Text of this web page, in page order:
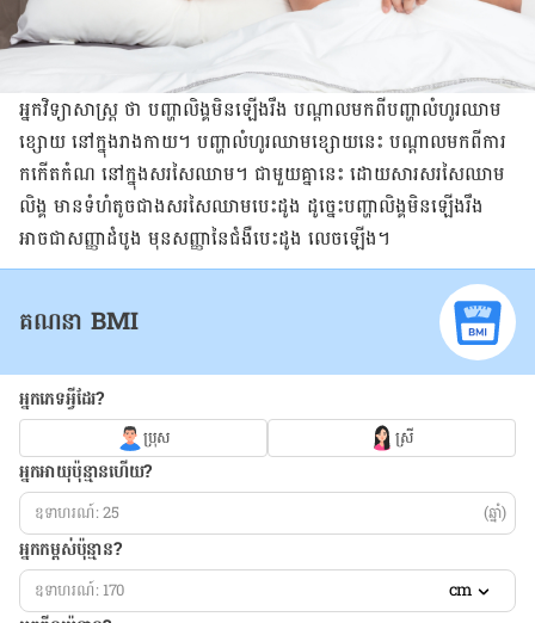
អ្នកវិទ្យាសាស្ត្រ ថា បញ្ហា​លិង្គមិន​ឡើង​រឹង បណ្ដាល​មកពី​បញ្ហា​លំហូរឈាម​
ខ្សោយ នៅ​ក្នុង​រាងកាយ។ បញ្ហា​លំហូរ​ឈាម​ខ្សោយ​នេះ បណ្ដាល​មក​ពី​ការ​
កកើត​កំណ នៅ​ក្នុង​សរសៃឈាម។ ជាមួយ​គ្នា​នេះ ដោយសារ​សរសៃឈាម​
លិង្គ មាន​ទំហំ​តូចជាង​សរសៃឈាម​បេះដូង ដូច្នេះ​បញ្ហា​លិង្គ​មិន​ឡើង​រឹង
អាច​ជាសញ្ញា​ដំបូង មុន​សញ្ញា​នៃ​ជំងឺ​បេះដូង លេចឡើង។
គណនា BMI
អ្នកភេទអ្វីដែរ?
ប្រុស ស្រី
អ្នកអាយុប៉ុន្មានហើយ?
(ឆ្នាំ)
អ្នកកម្ពស់ប៉ុន្មាន?
cm